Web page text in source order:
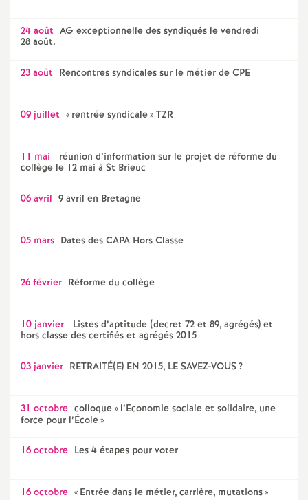
a
s
s
24 août AG exceptionnelle des syndiqués le vendredi
28 août.
23 août Rencontres syndicales sur le métier de CPE
09 juillet « rentrée syndicale» TZR
11 mai
réunion d’information sur le projet de réforme du
collège le 12 mai à St Brieuc
06 avril 9 avril en Bretagne
05 mars Dates des CAPA Hors Classe
26 février Réforme du collège
10 janvier
Listes d’aptitude (decret 72 et 89, agrégés) et
hors classe des certifiés et agrégés 2015
03 janvier RETRAITÉ(E) EN 2015, LE SAVEZ-VOUS?
31 octobre colloque « l’Economie sociale et solidaire, une
force pour l’École»
16 octobre Les 4 étapes pour voter
16 octobre « Entrée dans le métier, carrière, mutations»